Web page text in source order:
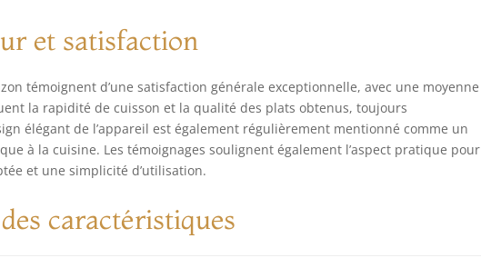
et satisfaction
témoignent d’une satisfaction générale exceptionnelle, avec une moyenne
la rapidité de cuisson et la qualité des plats obtenus, toujours
élégant de l’appareil est également régulièrement mentionné comme un
à la cuisine. Les témoignages soulignent également l’aspect pratique pour
et une simplicité d’utilisation.
caractéristiques